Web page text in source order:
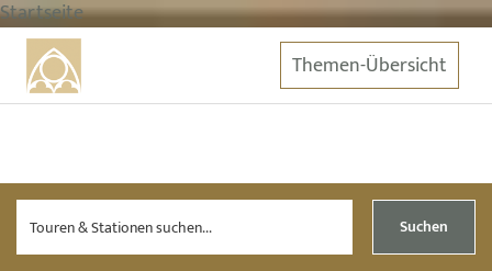
Startseite
Themen-Übersicht
Suchen